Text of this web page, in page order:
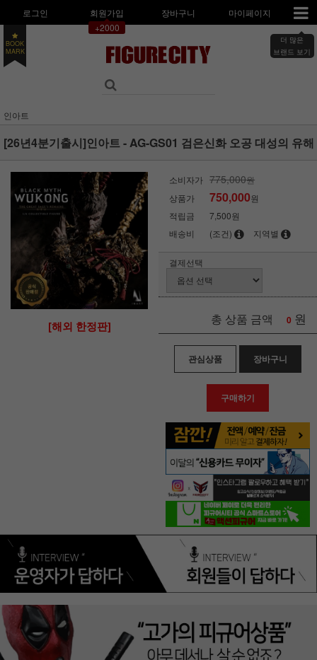
로그인
회원가입
+2000
장바구니 마이페이지
더 많은
브랜드 보기
BOOK
MARK
인아트
[26년4분기출시]인아트 - AG-GS01 검은신화 오공 대성의 유해
[해외 한정판]
소비자가 775,000원
상품가
750,000원
적립금
7,500원
배송비
(조건) 지역별
결제선택
총 상품 금액 0 원
관심상품 장바구니
구매하기